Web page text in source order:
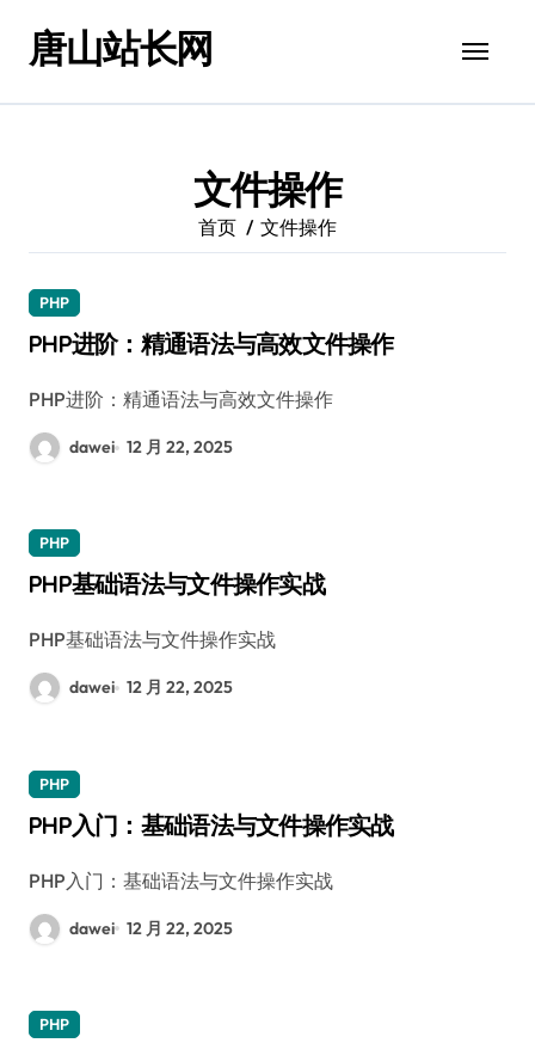
唐山站长网
文件操作
首页 文件操作
PHP
PHP进阶：精通语法与高效文件操作
PHP进阶：精通语法与高效文件操作
dawei 12 月 22, 2025
PHP
PHP基础语法与文件操作实战
PHP基础语法与文件操作实战
dawei 12 月 22, 2025
PHP
PHP入门：基础语法与文件操作实战
PHP入门：基础语法与文件操作实战
dawei 12 月 22, 2025
PHP